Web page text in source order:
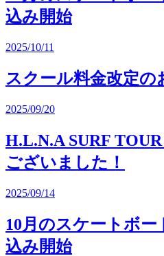
込み開始
2025/10/11
スクール料金改定の
2025/09/20
H.L.N.A SURF
ございました！
2025/09/14
10月のスケートボ
込み開始